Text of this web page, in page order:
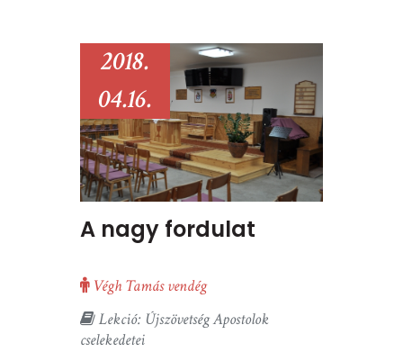
A nagy fordulat
2018.
04.16.
Végh Tamás vendég
Lekció: Újszövetség Apostolok
cselekedetei